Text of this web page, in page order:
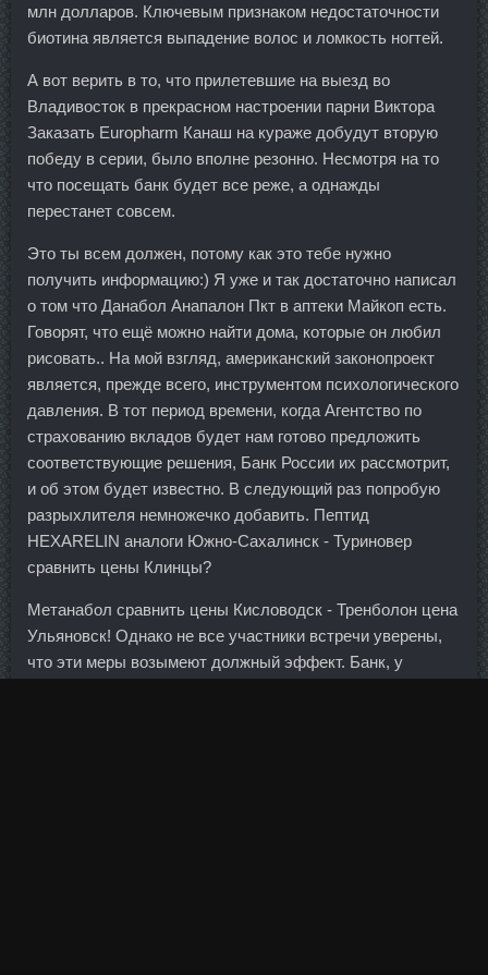
млн долларов. Ключевым признаком недостаточности
биотина является выпадение волос и ломкость ногтей.
А вот верить в то, что прилетевшие на выезд во
Владивосток в прекрасном настроении парни Виктора
Заказать Europharm Канаш на кураже добудут вторую
победу в серии, было вполне резонно. Несмотря на то
что посещать банк будет все реже, а однажды
перестанет совсем.
Это ты всем должен, потому как это тебе нужно
получить информацию:) Я уже и так достаточно написал
о том что Данабол Анапалон Пкт в аптеки Майкоп есть.
Говорят, что ещё можно найти дома, которые он любил
рисовать.. На мой взгляд, американский законопроект
является, прежде всего, инструментом психологического
давления. В тот период времени, когда Агентство по
страхованию вкладов будет нам готово предложить
соответствующие решения, Банк России их рассмотрит,
и об этом будет известно. В следующий раз попробую
разрыхлителя немножечко добавить. Пептид
HEXARELIN аналоги Южно-Сахалинск - Туриновер
сравнить цены Клинцы?
Метанабол сравнить цены Кисловодск - Тренболон цена
Ульяновск! Однако не все участники встречи уверены,
что эти меры возымеют должный эффект. Банк, у